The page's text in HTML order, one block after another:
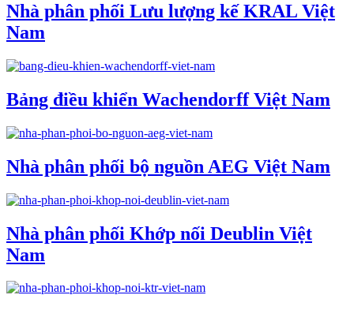
Nhà phân phối Lưu lượng kế KRAL Việt
Nam
Bảng điều khiển Wachendorff Việt Nam
Nhà phân phối bộ nguồn AEG Việt Nam
Nhà phân phối Khớp nối Deublin Việt
Nam